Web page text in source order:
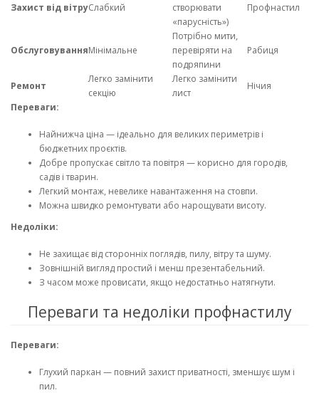
Захист від вітруСлабкий
створювати
«парусність»)
Профнастил
ОбслуговуванняМінімальне
Потрібно мити,
перевіряти на
подряпини
Рабиця
Ремонт
Легко замінити
секцію
Легко замінити
лист
Нічия
Переваги:
Найнижча ціна — ідеально для великих периметрів і
бюджетних проєктів.
Добре пропускає світло та повітря — корисно для городів,
садів і тварин.
Легкий монтаж, невелике навантаження на стовпи.
Можна швидко ремонтувати або нарощувати висоту.
Недоліки:
Не захищає від сторонніх поглядів, пилу, вітру та шуму.
Зовнішній вигляд простий і менш презентабельний.
З часом може провисати, якщо недостатньо натягнути.
Переваги та недоліки профнастилу
Переваги:
Глухий паркан — повний захист приватності, зменшує шум і
пил.